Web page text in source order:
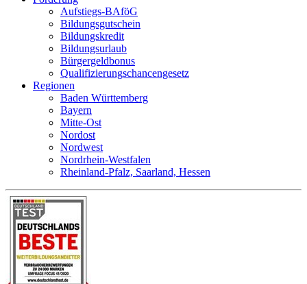
Aufstiegs-BAföG
Bildungsgutschein
Bildungskredit
Bildungsurlaub
Bürgergeldbonus
Qualifizierungschancengesetz
Regionen
Baden Württemberg
Bayern
Mitte-Ost
Nordost
Nordwest
Nordrhein-Westfalen
Rheinland-Pfalz, Saarland, Hessen